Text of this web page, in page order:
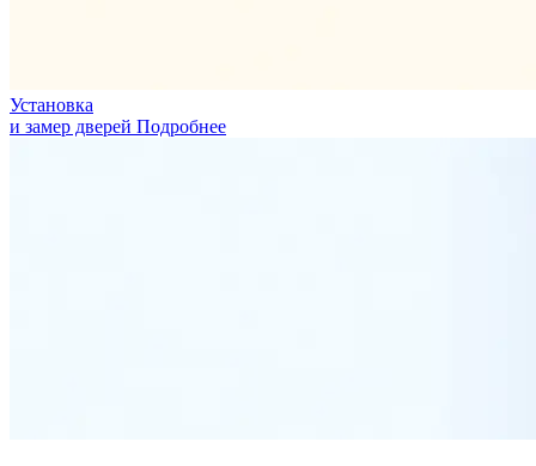
Установка
и замер дверей Подробнее